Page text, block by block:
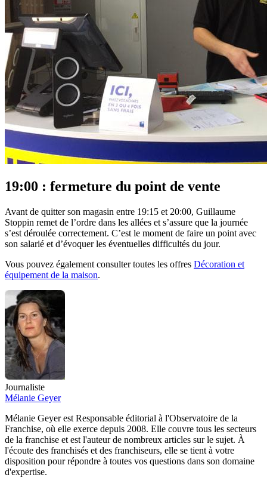
19:00 : fermeture du point de vente
Avant de quitter son magasin entre 19:15 et 20:00, Guillaume
Stoppin remet de l’ordre dans les allées et s’assure que la journée
s’est déroulée correctement. C’est le moment de faire un point avec
son salarié et d’évoquer les éventuelles difficultés du jour.
Vous pouvez également consulter toutes les offres Décoration et
équipement de la maison.
Journaliste
Mélanie Geyer
Mélanie Geyer est Responsable éditorial à l'Observatoire de la
Franchise, où elle exerce depuis 2008. Elle couvre tous les secteurs
de la franchise et est l'auteur de nombreux articles sur le sujet. À
l'écoute des franchisés et des franchiseurs, elle se tient à votre
disposition pour répondre à toutes vos questions dans son domaine
d'expertise.